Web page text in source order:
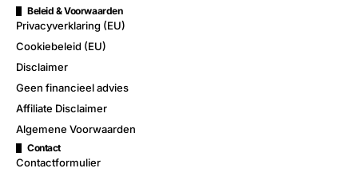
Beleid & Voorwaarden
Privacyverklaring (EU)
Cookiebeleid (EU)
Disclaimer
Geen financieel advies
Affiliate Disclaimer
Algemene Voorwaarden
Contact
Contactformulier